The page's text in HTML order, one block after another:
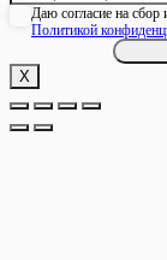
Даю согласие на сбор
Политикой
Х